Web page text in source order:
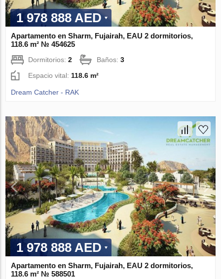
1 978 888 AED
Apartamento en Sharm, Fujairah, EAU 2 dormitorios,
118.6 m² № 454625
Dormitorios:2 Baños:3
Espacio vital:118.6 m²
Dream Catcher - RAK
1 978 888 AED
Apartamento en Sharm, Fujairah, EAU 2 dormitorios,
118.6 m² № 588501